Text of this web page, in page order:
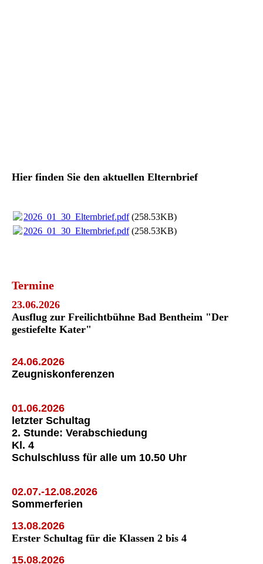
Hier finden Sie den aktuellen Elternbrief
2026_01_30_Elternbrief.pdf(258.53KB)
2026_01_30_Elternbrief.pdf(258.53KB)
Termine
23.06.2026
Ausflug zur Freilichtbühne Bad Bentheim "Der
gestiefelte Kater"
24.06.2026
Zeugniskonferenzen
01.06.2026
letzter Schultag
2. Stunde: Verabschiedung
Kl. 4
Schulschluss für alle um 10.50 Uhr
02.07.-12.08.2026
Sommerferien
13.08.2026
Erster Schultag für die Klassen 2 bis 4
15.08.2026